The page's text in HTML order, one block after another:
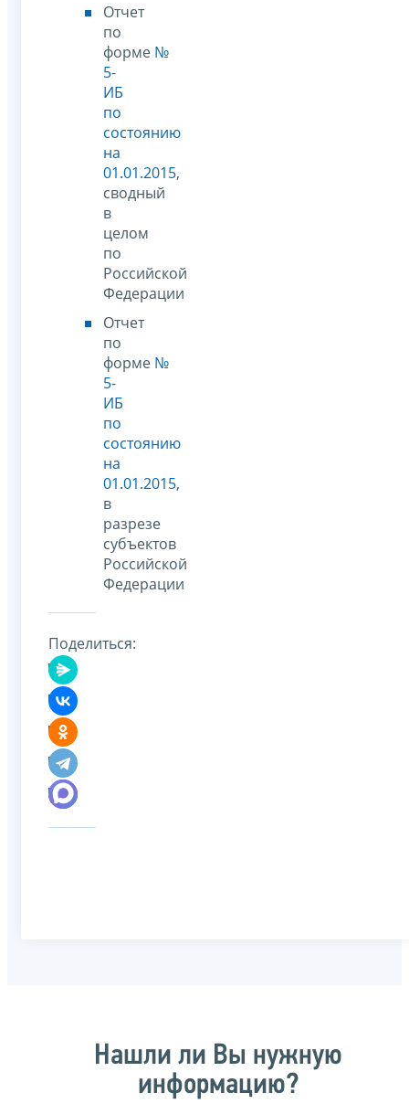
Отчет
по
форме №
5-
ИБ
по
состоянию
на
01.01.2015,
сводный
в
целом
по
Российской
Федерации
Отчет
по
форме №
5-
ИБ
по
состоянию
на
01.01.2015,
в
разрезе
субъектов
Российской
Федерации
Поделиться:
Нашли ли Вы нужную
информацию?